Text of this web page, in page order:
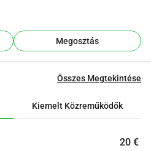
Megosztás
Összes Megtekintése
Kiemelt Közreműködők
20 €